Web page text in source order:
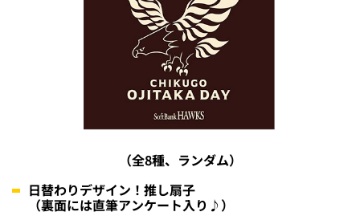
（全8種、ランダム）
日替わりデザイン！推し扇子
（裏面には直筆アンケート入り♪）